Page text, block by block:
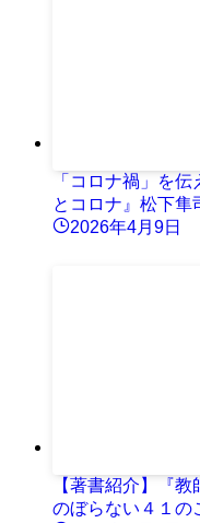
「コロナ禍」を
とコロナ』松下隼
2026年4月9日
【著書紹介】『
のぼらない４１の